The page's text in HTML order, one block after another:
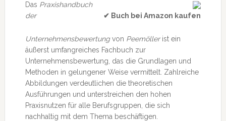
✔ Buch bei Amazon kaufen
Das Praxishandbuch
der
Unternehmensbewertungvon Peemöllerist ein
äußerst umfangreiches Fachbuch zur
Unternehmensbewertung, das die Grundlagen und
Methoden in gelungener Weise vermittelt. Zahlreiche
Abbildungen verdeutlichen die theoretischen
Ausführungen und unterstreichen den hohen
Praxisnutzen für alle Berufsgruppen, die sich
nachhaltig mit dem Thema beschäftigen.